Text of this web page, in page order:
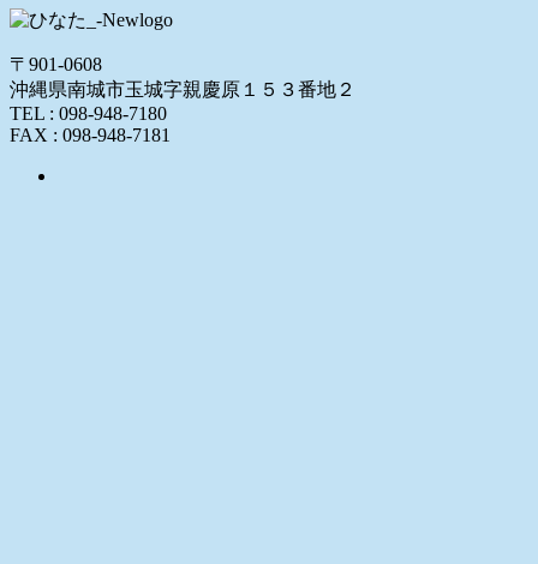
〒901-0608
沖縄県南城市玉城字親慶原１５３番地２
TEL : 098-948-7180
FAX : 098-948-7181